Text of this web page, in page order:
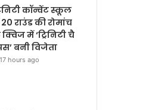
कॉन्वेंट स्कूल
राउंड की रोमांच
में ‘ट्रिनिटी चै
बनी विजेता
17 hours ago